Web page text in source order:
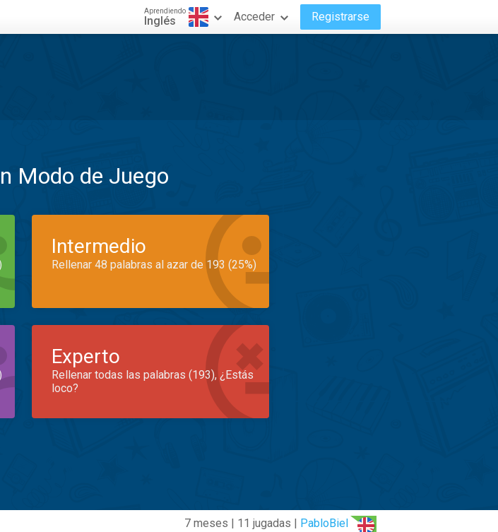
Aprendiendo
Inglés Acceder Registrarse
Modo de Juego
Intermedio
Rellenar 48 palabras al azar de 193 (25%)
Experto
Rellenar todas las palabras (193), ¿Estás
loco?
7 meses | 11 jugadas | PabloBiel